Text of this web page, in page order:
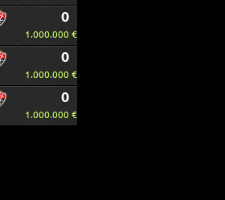
0
1.000.000 €
0
1.000.000 €
0
1.000.000 €